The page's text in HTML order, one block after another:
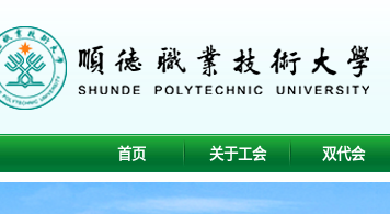
首页 关于工会 双代会